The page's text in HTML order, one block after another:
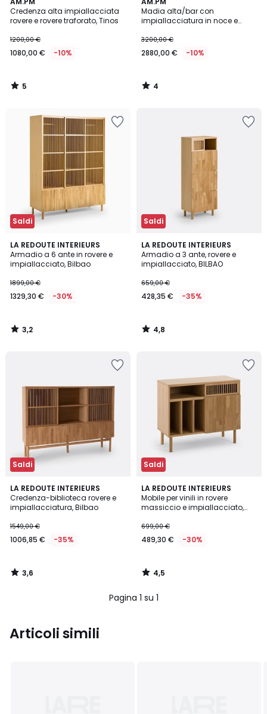
Credenza alta impiallacciata
rovere e rovere traforato, Tinos
1200,00 €
1080,00 € -10%
/
5
5
/
Madia alta/bar con
impiallacciatura in noce e
3200,00 €
2880,00 € -10%
/
5
4
/
Saldi
LA REDOUTE INTERIEURS
Armadio a 6 ante in rovere e
impiallacciato, Bilbao
1899,00 €
1329,30 € -30%
3,2
/ 5
3,2
/
Saldi
LA REDOUTE INTERIEURS
Armadio a 3 ante, rovere e
impiallacciato, BILBAO
659,00 €
428,35 € -35%
4,8
/ 5
4,8
/
Saldi
LA REDOUTE INTERIEURS
Credenza-biblioteca rovere e
impiallacciatura, Bilbao
1549,00 €
1006,85 € -35%
3,6
/ 5
3,6
/
Saldi
LA REDOUTE INTERIEURS
Mobile per vinili in rovere
massiccio e impiallacciato,
699,00 €
489,30 € -30%
4,5
/ 5
4,5
/
Pagina 1 su 1
Articoli simili